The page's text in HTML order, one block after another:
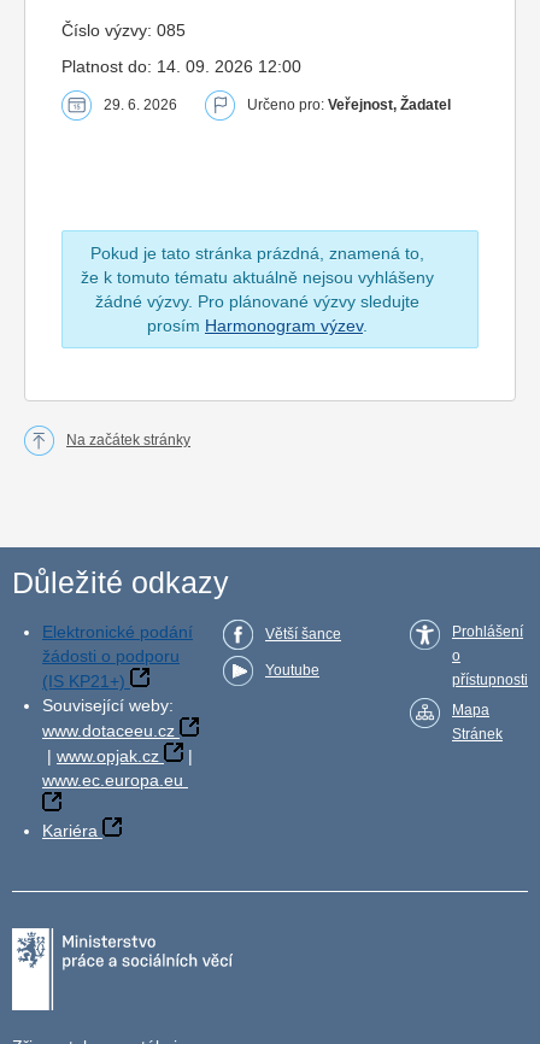
Číslo výzvy: 085
Platnost do: 14. 09. 2026 12:00
29. 6. 2026 Určeno pro: Veřejnost, Žadatel
Pokud je tato stránka prázdná, znamená to,
že k tomuto tématu aktuálně nejsou vyhlášeny
žádné výzvy. Pro plánované výzvy sledujte
prosím Harmonogram výzev.
Na začátek stránky
Důležité odkazy
Elektronické podání
žádosti o podporu
(IS KP21+)
Související weby:
www.dotaceeu.cz
| www.opjak.cz
|
www.ec.europa.eu
Kariéra
Větší šance
Youtube
Prohlášení
o
přístupnosti
Mapa
Stránek